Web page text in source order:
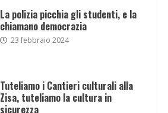
La polizia picchia gli studenti, e la
chiamano democrazia
23 febbraio 2024
Tuteliamo i Cantieri culturali alla
Zisa, tuteliamo la cultura in
sicurezza